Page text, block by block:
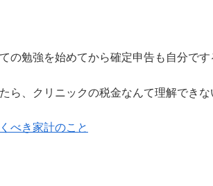
の勉強を始めてから確定申告も自分です
ら、クリニックの税金なんて理解できな
べき家計のこと